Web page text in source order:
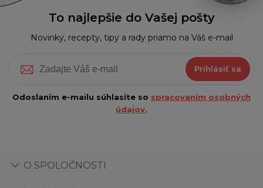
To najlepšie do Vašej pošty
Novinky, recepty, tipy a rady priamo na Váš e-mail
Prihlásiť sa
Odoslaním e-mailu súhlasíte so spracovaním osobných
údajov.
O SPOLOČNOSTI